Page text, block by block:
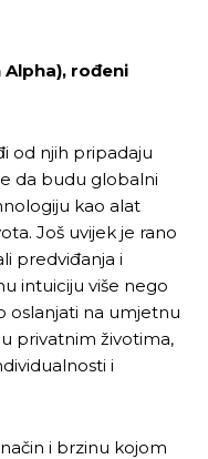
Alpha), rođeni
od njih pripadaju
da budu globalni
kao alat
Još uvijek je rano
predviđanja i
intuiciju više nego
oslanjati na umjetnu
privatnim životima,
i
i brzinu kojom